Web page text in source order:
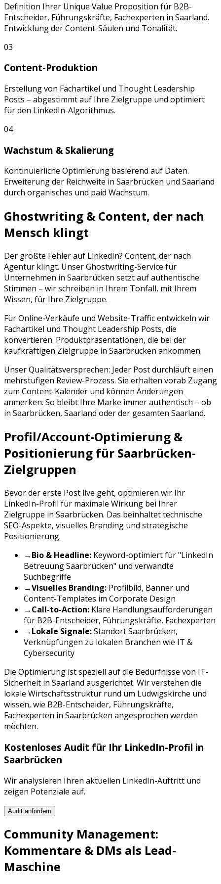
Definition Ihrer Unique Value Proposition für B2B-
Entscheider, Führungskräfte, Fachexperten in Saarland.
Entwicklung der Content-Säulen und Tonalität.
03
Content-Produktion
Erstellung von Fachartikel und Thought Leadership
Posts – abgestimmt auf Ihre Zielgruppe und optimiert
für den LinkedIn-Algorithmus.
04
Wachstum & Skalierung
Kontinuierliche Optimierung basierend auf Daten.
Erweiterung der Reichweite in Saarbrücken und Saarland
durch organisches und paid Wachstum.
Ghostwriting & Content, der nach
Mensch klingt
Der größte Fehler auf LinkedIn? Content, der nach
Agentur klingt. Unser Ghostwriting-Service für
Unternehmen in Saarbrücken setzt auf authentische
Stimmen – wir schreiben in Ihrem Tonfall, mit Ihrem
Wissen, für Ihre Zielgruppe.
Für Online-Verkäufe und Website-Traffic entwickeln wir
Fachartikel und Thought Leadership Posts, die
konvertieren. Produktpräsentationen, die bei der
kaufkräftigen Zielgruppe in Saarbrücken ankommen.
Unser Qualitätsversprechen: Jeder Post durchläuft einen
mehrstufigen Review-Prozess. Sie erhalten vorab Zugang
zum Content-Kalender und können Änderungen
anmerken. So bleibt Ihre Marke immer authentisch – ob
in Saarbrücken, Saarland oder der gesamten Saarland.
Profil/Account-Optimierung &
Positionierung für Saarbrücken-
Zielgruppen
Bevor der erste Post live geht, optimieren wir Ihr
LinkedIn-Profil für maximale Wirkung bei Ihrer
Zielgruppe in Saarbrücken. Das beinhaltet technische
SEO-Aspekte, visuelles Branding und strategische
Positionierung.
→Bio & Headline: Keyword-optimiert für "LinkedIn
BetreuungSaarbrücken" und verwandte
Suchbegriffe
→Visuelles Branding: Profilbild, Banner und
Content-Templates im Corporate Design
→Call-to-Action: Klare Handlungsaufforderungen
für B2B-Entscheider, Führungskräfte, Fachexperten
→Lokale Signale:StandortSaarbrücken,
Verknüpfungen zu lokalen Branchen wie IT &
Cybersecurity
Die Optimierung ist speziell auf die Bedürfnisse von IT-
Sicherheit in Saarland ausgerichtet. Wir verstehen die
lokale Wirtschaftsstruktur rund um Ludwigskirche und
wissen, wie B2B-Entscheider, Führungskräfte,
Fachexperten in Saarbrücken angesprochen werden
möchten.
Kostenloses Audit für Ihr LinkedIn-Profil in
Saarbrücken
Wir analysieren Ihren aktuellen LinkedIn-Auftritt und
zeigen Potenziale auf.
Audit anfordern
Community Management:
Kommentare & DMs als Lead-
Maschine